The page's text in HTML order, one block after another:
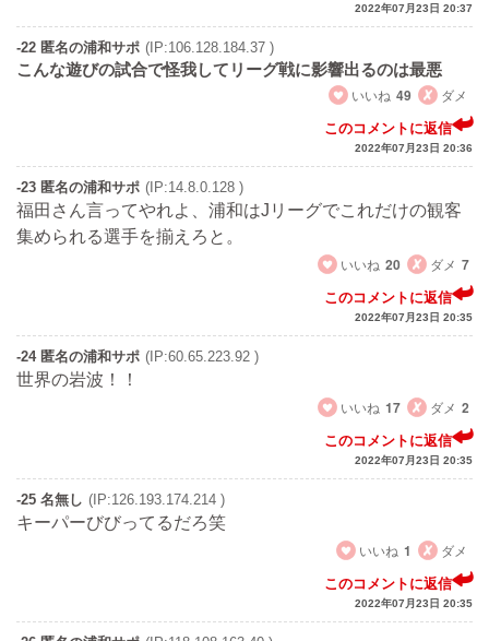
2022年07月23日 20:37
-22 匿名の浦和サポ (IP:106.128.184.37 )
こんな遊びの試合で怪我してリーグ戦に影響出るのは最悪
いいね 49 ダメ
このコメントに返信
2022年07月23日 20:36
-23 匿名の浦和サポ (IP:14.8.0.128 )
福田さん言ってやれよ、浦和はJリーグでこれだけの観客
集められる選手を揃えろと。
いいね 20 ダメ 7
このコメントに返信
2022年07月23日 20:35
-24 匿名の浦和サポ (IP:60.65.223.92 )
世界の岩波！！
いいね 17 ダメ 2
このコメントに返信
2022年07月23日 20:35
-25 名無し (IP:126.193.174.214 )
キーパーびびってるだろ笑
いいね 1 ダメ
このコメントに返信
2022年07月23日 20:35